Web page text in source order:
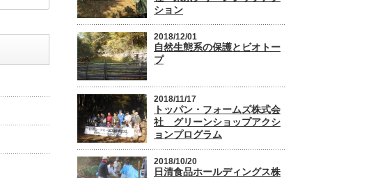
ション
2018/12/01
自然生態系の保護とビオトー
プ
2018/11/17
トッパン・フォームズ株式会
社 グリーンショップアクシ
ョンプログラム
2018/10/20
日清食品ホールディングス株